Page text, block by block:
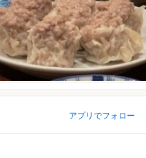
アプリでフォロー